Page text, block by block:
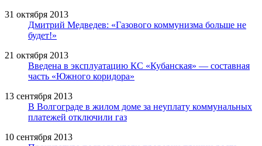
31 октября 2013
Дмитрий Медведев: «Газового коммунизма больше не
будет!»
21 октября 2013
Введена в эксплуатацию КС «Кубанская» — составная
часть «Южного коридора»
13 сентября 2013
В Волгограде в жилом доме за неуплату коммунальных
платежей отключили газ
10 сентября 2013